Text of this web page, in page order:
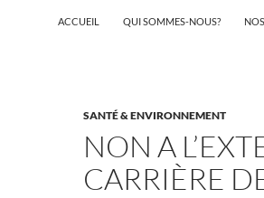
ACCUEIL QUI SOMMES-NOUS?
SANTÉ & ENVIRONNEMENT
NON A
CARRIÈRE